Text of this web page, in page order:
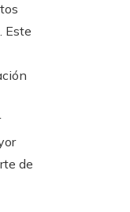
Este
de